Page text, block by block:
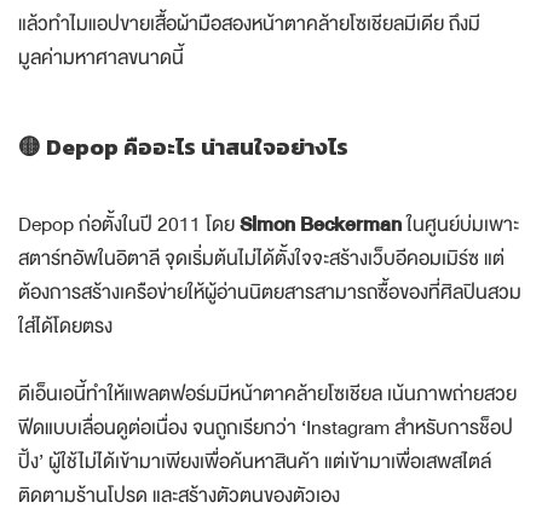
แล้วทำไมแอปขายเสื้อผ้ามือสองหน้าตาคล้ายโซเชียลมีเดีย ถึงมี
มูลค่ามหาศาลขนาดนี้
🟡 Depop คืออะไร น่าสนใจอย่างไร
Depop ก่อตั้งในปี 2011 โดยSimon Beckermanในศูนย์บ่มเพาะ
สตาร์ทอัพในอิตาลี จุดเริ่มต้นไม่ได้ตั้งใจจะสร้างเว็บอีคอมเมิร์ซ แต่
ต้องการสร้างเครือข่ายให้ผู้อ่านนิตยสารสามารถซื้อของที่ศิลปินสวม
ใส่ได้โดยตรง
ดีเอ็นเอนี้ทำให้แพลตฟอร์มมีหน้าตาคล้ายโซเชียล เน้นภาพถ่ายสวย
ฟีดแบบเลื่อนดูต่อเนื่อง จนถูกเรียกว่า ‘Instagram สำหรับการช็อป
ปิ้ง’ ผู้ใช้ไม่ได้เข้ามาเพียงเพื่อค้นหาสินค้า แต่เข้ามาเพื่อเสพสไตล์
ติดตามร้านโปรด และสร้างตัวตนของตัวเอง